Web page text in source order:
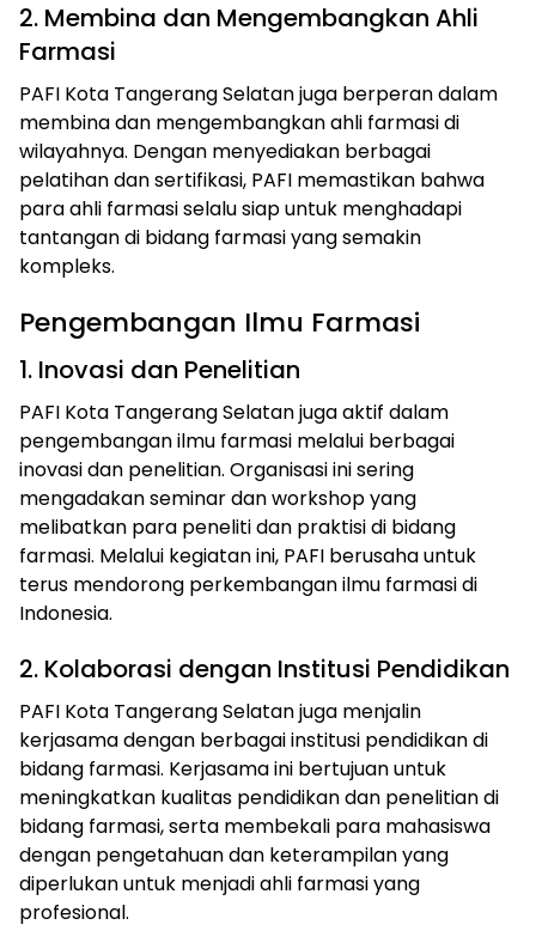
2. Membina dan Mengembangkan Ahli
Farmasi
PAFI Kota Tangerang Selatan juga berperan dalam
membina dan mengembangkan ahli farmasi di
wilayahnya. Dengan menyediakan berbagai
pelatihan dan sertifikasi, PAFI memastikan bahwa
para ahli farmasi selalu siap untuk menghadapi
tantangan di bidang farmasi yang semakin
kompleks.
Pengembangan Ilmu Farmasi
1. Inovasi dan Penelitian
PAFI Kota Tangerang Selatan juga aktif dalam
pengembangan ilmu farmasi melalui berbagai
inovasi dan penelitian. Organisasi ini sering
mengadakan seminar dan workshop yang
melibatkan para peneliti dan praktisi di bidang
farmasi. Melalui kegiatan ini, PAFI berusaha untuk
terus mendorong perkembangan ilmu farmasi di
Indonesia.
2. Kolaborasi dengan Institusi Pendidikan
PAFI Kota Tangerang Selatan juga menjalin
kerjasama dengan berbagai institusi pendidikan di
bidang farmasi. Kerjasama ini bertujuan untuk
meningkatkan kualitas pendidikan dan penelitian di
bidang farmasi, serta membekali para mahasiswa
dengan pengetahuan dan keterampilan yang
diperlukan untuk menjadi ahli farmasi yang
profesional.